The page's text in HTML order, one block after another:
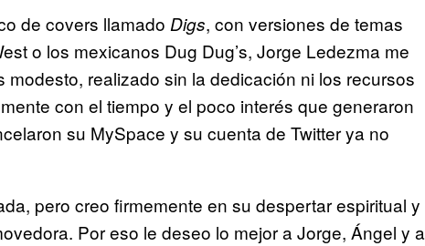
de covers llamado Digs, con versiones de temas
o los mexicanos Dug Dug’s, Jorge Ledezma me
realizado sin la dedicación ni los recursos
con el tiempo y el poco interés que generaron
su MySpace y su cuenta de Twitter ya no
pero creo firmemente en su despertar espiritual y
Por eso le deseo lo mejor a Jorge, Ángel y a